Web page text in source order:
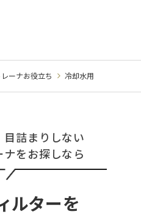
ーナお役立ち 冷却水用
詰まりしない
をお探しなら
ルターを